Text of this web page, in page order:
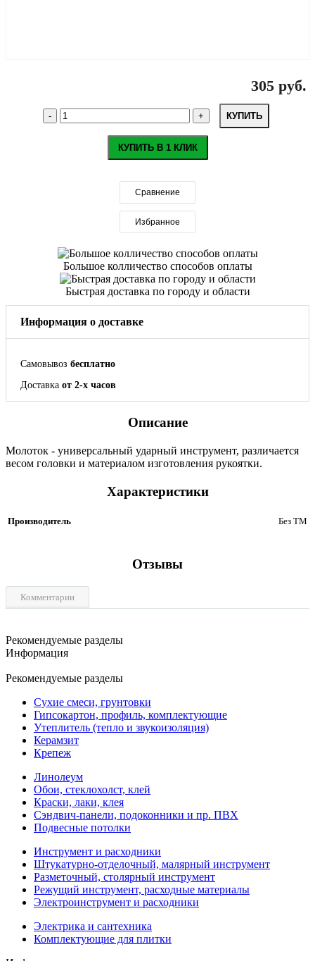
305 руб.
КУПИТЬ
КУПИТЬ В 1 КЛИК
Сравнение
Избранное
Большое колличество способов оплаты
Быстрая доставка по городу и области
Информация о доставке
Самовывоз бесплатно
Доставка от 2-х часов
Описание
Молоток - универсальный ударный инструмент, различается
весом головки и материалом изготовления рукоятки.
Характеристики
Производитель Без ТМ
Отзывы
Комментарии
Рекомендуемые разделы
Информация
Рекомендуемые разделы
Сухие смеси, грунтовки
Гипсокартон, профиль, комплектующие
Утеплитель (тепло и звукоизоляция)
Керамзит
Крепеж
Линолеум
Обои, стеклохолст, клей
Краски, лаки, клея
Сэндвич-панели, подоконники и пр. ПВХ
Подвесные потолки
Инструмент и расходники
Штукатурно-отделочный, малярный инструмент
Разметочный, столярный инструмент
Режущий инструмент, расходные материалы
Электроинструмент и расходники
Электрика и сантехника
Комплектующие для плитки